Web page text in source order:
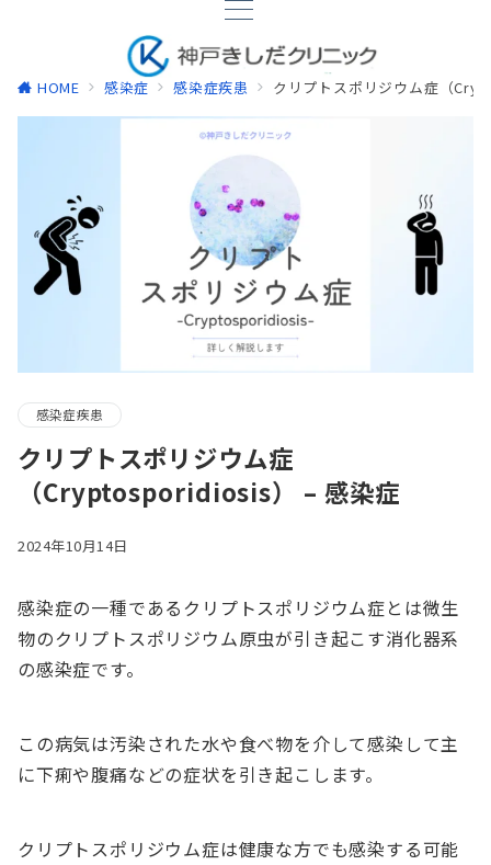
HOME 感染症 感染症疾患 クリプトスポリジウム症（
感染症疾患
クリプトスポリジウム症
（Cryptosporidiosis） – 感染症
2024年10月14日
感染症の一種であるクリプトスポリジウム症とは微生
物のクリプトスポリジウム原虫が引き起こす消化器系
の感染症です。
この病気は汚染された水や食べ物を介して感染して主
に下痢や腹痛などの症状を引き起こします。
クリプトスポリジウム症は健康な方でも感染する可能